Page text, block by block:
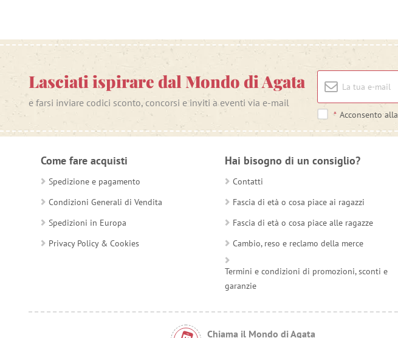
Lasciati ispirare dal Mondo di Agata
e farsi inviare codici sconto, concorsi e inviti a eventi via e-mail
* Acconsento alla
Come fare acquisti
Spedizione e pagamento
Condizioni Generali di Vendita
Spedizioni in Europa
Privacy Policy & Cookies
Hai bisogno di un consiglio?
Contatti
Fascia di età o cosa piace ai ragazzi
Fascia di età o cosa piace alle ragazze
Cambio, reso e reclamo della merce
Termini e condizioni di promozioni, sconti e
garanzie
Chiama il Mondo di Agata